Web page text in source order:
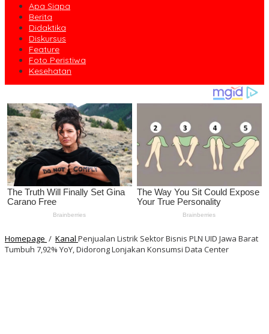
Apa Siapa
Berita
Didaktika
Diskursus
Feature
Foto Peristiwa
Kesehatan
Homepage / Kanal Penjualan Listrik Sektor Bisnis PLN UID Jawa Barat
Tumbuh 7,92% YoY, Didorong Lonjakan Konsumsi Data Center